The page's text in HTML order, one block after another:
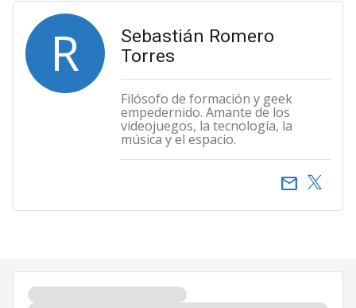
R
Sebastián Romero
Torres
Filósofo de formación y geek
empedernido. Amante de los
videojuegos, la tecnología, la
música y el espacio.
email